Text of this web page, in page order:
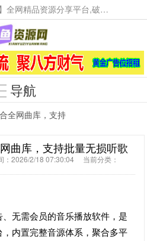
咸鱼资源网【www.xianyuai.cn】全网精品资源分享平台,破解软件,技术源码,火爆项目,工具辅助,这里无所不有。
导航
全网曲库，支持
曲库，支持批量无损听歌
2026/2/18 07:30:04 当前分类：
无需会员的音乐播放软件，是
内置完整音源体系，聚合多平